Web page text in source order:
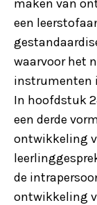
maken van
een
waarvoor het
instrumenten
In hoofdstuk
een derde
ontwikkeling
de
ontwikkeling